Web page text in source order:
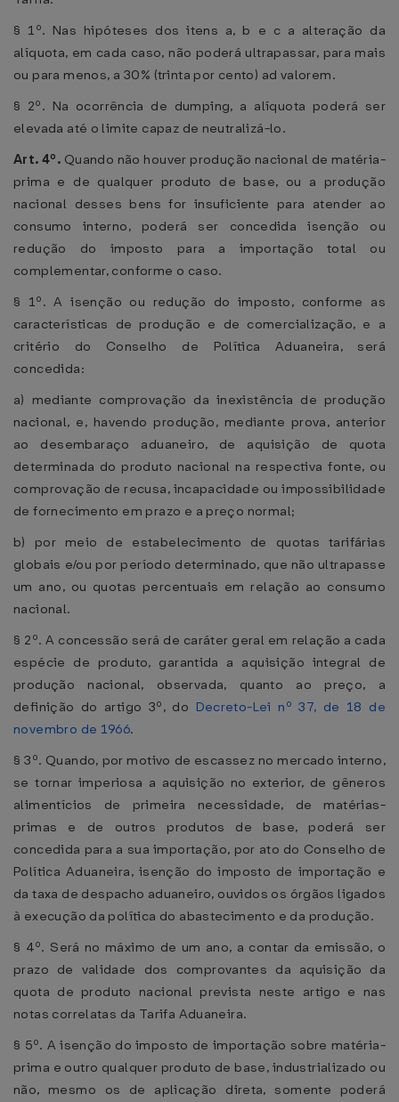
§ 1º. Nas hipóteses dos itens a, b e c a alteração da
alíquota, em cada caso, não poderá ultrapassar, para mais
ou para menos, a 30% (trinta por cento) ad valorem.
§ 2º. Na ocorrência de dumping, a alíquota poderá ser
elevada até o limite capaz de neutralizá-lo.
Art. 4º. Quando não houver produção nacional de matéria-
prima e de qualquer produto de base, ou a produção
nacional desses bens for insuficiente para atender ao
consumo interno, poderá ser concedida isenção ou
redução do imposto para a importação total ou
complementar, conforme o caso.
§ 1º. A isenção ou redução do imposto, conforme as
características de produção e de comercialização, e a
critério do Conselho de Política Aduaneira, será
concedida:
a) mediante comprovação da inexistência de produção
nacional, e, havendo produção, mediante prova, anterior
ao desembaraço aduaneiro, de aquisição de quota
determinada do produto nacional na respectiva fonte, ou
comprovação de recusa, incapacidade ou impossibilidade
de fornecimento em prazo e a preço normal;
b) por meio de estabelecimento de quotas tarifárias
globais e/ou por período determinado, que não ultrapasse
um ano, ou quotas percentuais em relação ao consumo
nacional.
§ 2º. A concessão será de caráter geral em relação a cada
espécie de produto, garantida a aquisição integral de
produção nacional, observada, quanto ao preço, a
definição do artigo 3º, do Decreto-Lei nº 37, de 18 de
novembro de 1966.
§ 3º. Quando, por motivo de escassez no mercado interno,
se tornar imperiosa a aquisição no exterior, de gêneros
alimentícios de primeira necessidade, de matérias-
primas e de outros produtos de base, poderá ser
concedida para a sua importação, por ato do Conselho de
Política Aduaneira, isenção do imposto de importação e
da taxa de despacho aduaneiro, ouvidos os órgãos ligados
à execução da política do abastecimento e da produção.
§ 4º. Será no máximo de um ano, a contar da emissão, o
prazo de validade dos comprovantes da aquisição da
quota de produto nacional prevista neste artigo e nas
notas correlatas da Tarifa Aduaneira.
§ 5º. A isenção do imposto de importação sobre matéria-
prima e outro qualquer produto de base, industrializado ou
não, mesmo os de aplicação direta, somente poderá